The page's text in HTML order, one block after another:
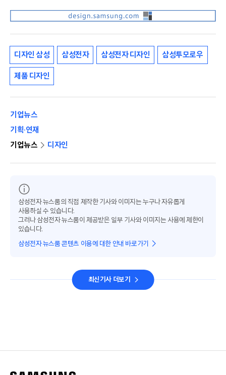
디자인 삼성 삼성전자 삼성전자 디자인 삼성투모로우
제품 디자인
기업뉴스
기획·연재
기업뉴스
디자인
삼성전자 뉴스룸의 직접 제작한 기사와 이미지는 누구나 자유롭게
사용하실 수 있습니다.
그러나 삼성전자 뉴스룸이 제공받은 일부 기사와 이미지는 사용에 제한이
있습니다.
삼성전자 뉴스룸 콘텐츠 이용에 대한 안내 바로가기
최신기사 더보기